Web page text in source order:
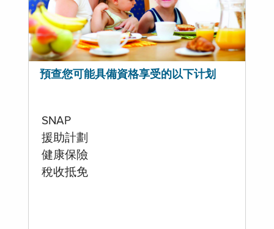
預查您可能具備資格享受的以下计划
SNAP
援助計劃
健康保險
稅收抵免